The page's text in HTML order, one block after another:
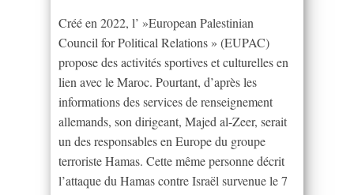
Créé en 2022, l’ »European Palestinian
Council for Political Relations » (EUPAC)
propose des activités sportives et culturelles en
lien avec le Maroc. Pourtant, d’après les
informations des services de renseignement
allemands, son dirigeant, Majed al-Zeer, serait
un des responsables en Europe du groupe
terroriste Hamas. Cette même personne décrit
l’attaque du Hamas contre Israël survenue le 7